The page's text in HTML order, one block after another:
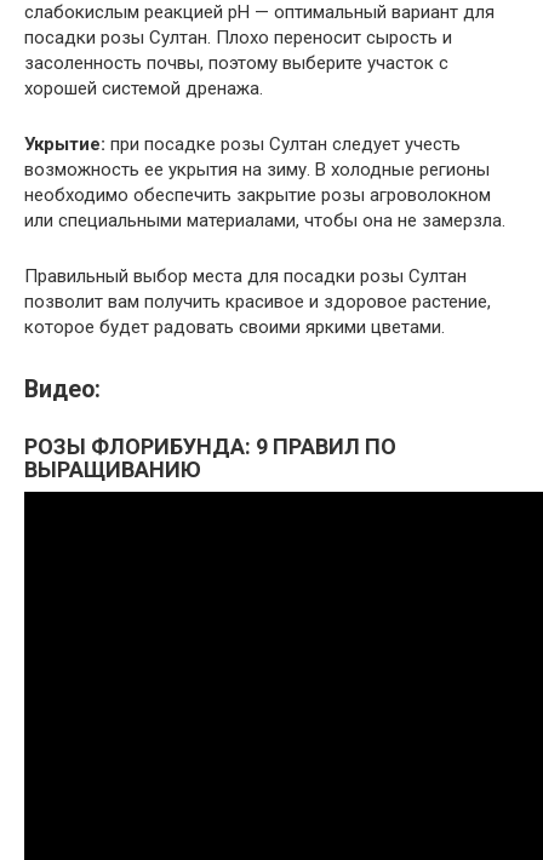
слабокислым реакцией pH — оптимальный вариант для
посадки розы Султан. Плохо переносит сырость и
засоленность почвы, поэтому выберите участок с
хорошей системой дренажа.
Укрытие: при посадке розы Султан следует учесть
возможность ее укрытия на зиму. В холодные регионы
необходимо обеспечить закрытие розы агроволокном
или специальными материалами, чтобы она не замерзла.
Правильный выбор места для посадки розы Султан
позволит вам получить красивое и здоровое растение,
которое будет радовать своими яркими цветами.
Видео:
РОЗЫ ФЛОРИБУНДА: 9 ПРАВИЛ ПО
ВЫРАЩИВАНИЮ